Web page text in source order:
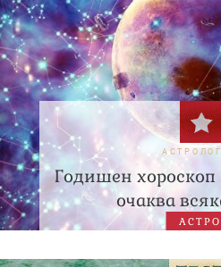
Годишен хороскоп
очаква
АСТРО